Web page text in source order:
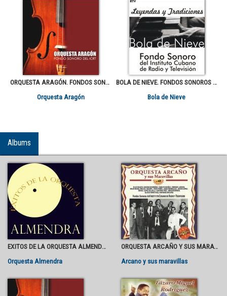
ORQUESTA ARAGÓN. FONDOS SONOROS DEL INSTITUTODE RADIO Y TELEVISIÓN
Orquesta Aragón
BOLA DE NIEVE. FONDOS SONOROS DEL INSTITUTODE RADIO Y TELEVISIÓN
Bola de Nieve
Albums
EXITOS DE LA ORQUESTA ALMENDRA
Orquesta Almendra
ORQUESTA ARCAÑO Y SUS MARAVILLAS
Arcano y sus maravillas